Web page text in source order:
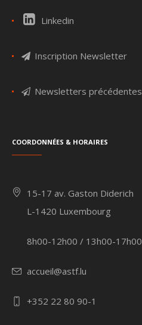
Linkedin
Inscription Newsletter
Newsletters précédentes
Coordonnées & Horaires
15-17 av. Gaston Diderich
L-1420 Luxembourg
8h00-12h00 / 13h00-17h00
accueil@astf.lu
+352 22 80 90-1